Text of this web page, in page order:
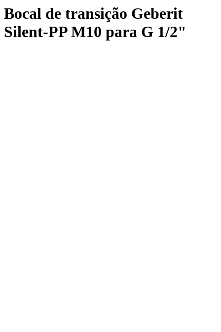
Bocal de transição Geberit
Silent-PP M10 para G 1/2"